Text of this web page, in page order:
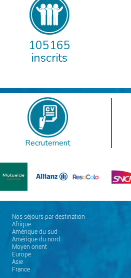
105165
inscrits
Recrutement
Nos séjours par destination
Afrique
Amérique du sud
Amérique du nord
Moyen orient
Europe
Asie
France